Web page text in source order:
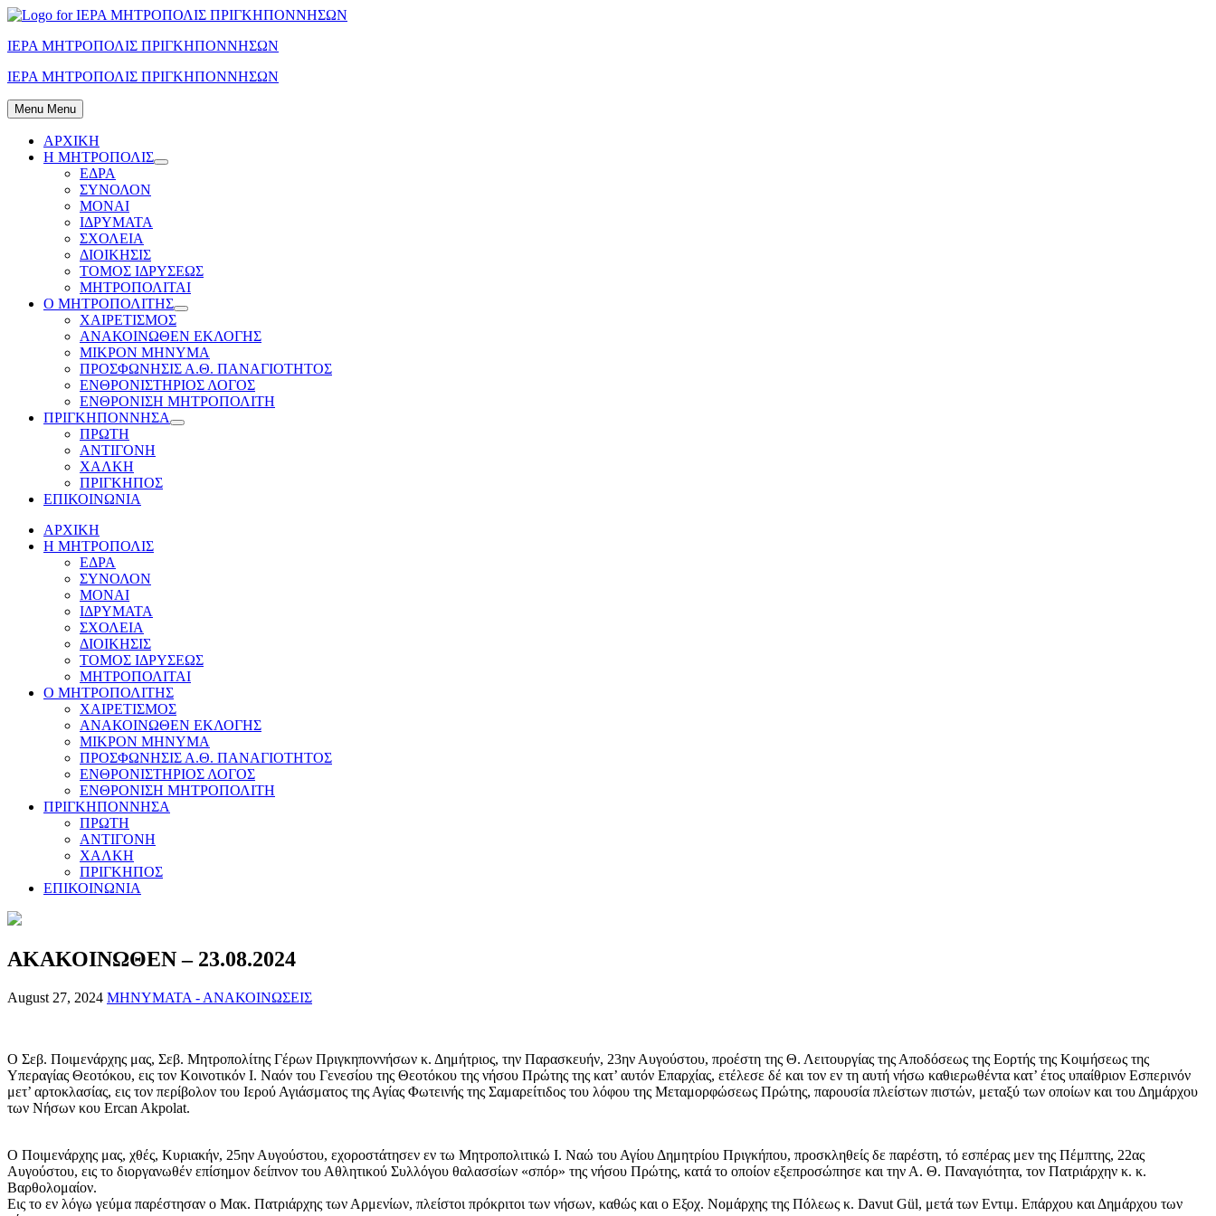
Skip
content
ΙΕΡΑ ΜΗΤΡΟΠΟΛΙΣ ΠΡΙΓΚΗΠΟΝΝΗΣΩΝ
ΙΕΡΑ ΜΗΤΡΟΠΟΛΙΣ ΠΡΙΓΚΗΠΟΝΝΗΣΩΝ
Menu Menu
ΑΡΧΙΚΗ
Η ΜΗΤΡΟΠΟΛΙΣ
Show
ΕΔΡΑ
ΣΥΝΟΛΟΝ
ΜΟΝΑΙ
ΙΔΡΥΜΑΤΑ
ΣΧΟΛΕΙΑ
ΔΙΟΙΚΗΣΙΣ
ΤΟΜΟΣ ΙΔΡΥΣΕΩΣ
ΜΗΤΡΟΠΟΛΙΤΑΙ
Ο ΜΗΤΡΟΠΟΛΙΤΗΣ
Show
sub
menu
ΧΑΙΡΕΤΙΣΜΟΣ
ΑΝΑΚΟΙΝΩΘΕΝ ΕΚΛΟΓΗΣ
ΜΙΚΡΟΝ ΜΗΝΥΜΑ
ΠΡΟΣΦΩΝΗΣΙΣ Α.Θ. ΠΑΝΑΓΙΟΤΗΤΟΣ
ΕΝΘΡΟΝΙΣΤΗΡΙΟΣ ΛΟΓΟΣ
ΕΝΘΡΟΝΙΣΗ ΜΗΤΡΟΠΟΛΙΤΗ
ΠΡΙΓΚΗΠΟΝΝΗΣΑ
Show
ΠΡΩΤΗ
ΑΝΤΙΓΟΝΗ
ΧΑΛΚΗ
ΠΡΙΓΚΗΠΟΣ
ΕΠΙΚΟΙΝΩΝΙΑ
ΑΡΧΙΚΗ
Η ΜΗΤΡΟΠΟΛΙΣ
ΕΔΡΑ
ΣΥΝΟΛΟΝ
ΜΟΝΑΙ
ΙΔΡΥΜΑΤΑ
ΣΧΟΛΕΙΑ
ΔΙΟΙΚΗΣΙΣ
ΤΟΜΟΣ ΙΔΡΥΣΕΩΣ
ΜΗΤΡΟΠΟΛΙΤΑΙ
Ο ΜΗΤΡΟΠΟΛΙΤΗΣ
ΧΑΙΡΕΤΙΣΜΟΣ
ΑΝΑΚΟΙΝΩΘΕΝ ΕΚΛΟΓΗΣ
ΜΙΚΡΟΝ ΜΗΝΥΜΑ
ΠΡΟΣΦΩΝΗΣΙΣ Α.Θ. ΠΑΝΑΓΙΟΤΗΤΟΣ
ΕΝΘΡΟΝΙΣΤΗΡΙΟΣ ΛΟΓΟΣ
ΕΝΘΡΟΝΙΣΗ ΜΗΤΡΟΠΟΛΙΤΗ
ΠΡΙΓΚΗΠΟΝΝΗΣΑ
ΠΡΩΤΗ
ΑΝΤΙΓΟΝΗ
ΧΑΛΚΗ
ΠΡΙΓΚΗΠΟΣ
ΕΠΙΚΟΙΝΩΝΙΑ
ΑΚΑΚΟΙΝΩΘΕΝ – 23.08.2024
August 27, 2024 ΜΗΝΥΜΑΤΑ - ΑΝΑΚΟΙΝΩΣΕΙΣ
Ο Σεβ. Ποιμενάρχης μας, Σεβ. Μητροπολίτης Γέρων Πριγκηποννήσων κ. Δημήτριος, την Παρασκευήν, 23ην Αυγούστου, προέστη της Θ. Λειτουργίας της Αποδόσεως της Εορτής της Κοιμήσεως της
Υπεραγίας Θεοτόκου, εις τον Κοινοτικόν Ι. Ναόν του Γενεσίου της Θεοτόκου της νήσου Πρώτης της κατ’ αυτόν Επαρχίας, ετέλεσε δέ και τον εν τη αυτή νήσω καθιερωθέντα κατ’ έτος υπαίθριον Εσπερινόν
μετ’ αρτοκλασίας, εις τον περίβολον του Ιερού Αγιάσματος της Αγίας Φωτεινής της Σαμαρείτιδος του λόφου της Μεταμορφώσεως Πρώτης, παρουσία πλείστων πιστών, μεταξύ των οποίων και του Δημάρχου
των Νήσων κου Ercan Akpolat.
Ο Ποιμενάρχης μας, χθές, Κυριακήν, 25ην Αυγούστου, εχοροστάτησεν εν τω Μητροπολιτικώ Ι. Ναώ του Αγίου Δημητρίου Πριγκήπου, προσκληθείς δε παρέστη, τό εσπέρας μεν της Πέμπτης, 22ας
Αυγούστου, εις το διοργανωθέν επίσημον δείπνον του Αθλητικού Συλλόγου θαλασσίων «σπόρ» της νήσου Πρώτης, κατά το οποίον εξεπροσώπησε και την Α. Θ. Παναγιότητα, τον Πατριάρχην κ. κ.
Βαρθολομαίον.
Εις το εν λόγω γεύμα παρέστησαν ο Μακ. Πατριάρχης των Αρμενίων, πλείστοι πρόκριτοι των νήσων, καθώς και ο Εξοχ. Νομάρχης της Πόλεως κ. Davut Gül, μετά των Εντιμ. Επάρχου και Δημάρχου των